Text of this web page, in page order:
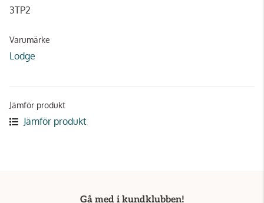
3TP2
Varumärke
Lodge
Jämför produkt
Jämför produkt
Gå med i kundklubben!